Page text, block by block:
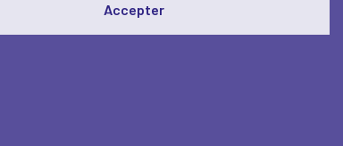
Accepter